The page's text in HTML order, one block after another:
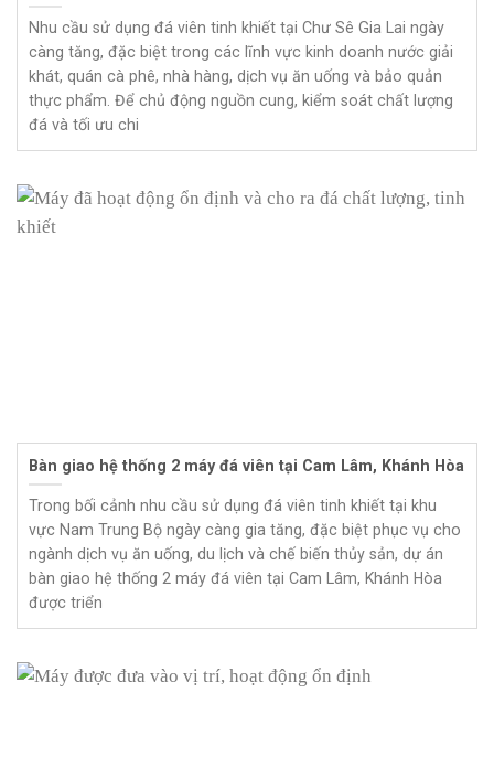
Nhu cầu sử dụng đá viên tinh khiết tại Chư Sê Gia Lai ngày
càng tăng, đặc biệt trong các lĩnh vực kinh doanh nước giải
khát, quán cà phê, nhà hàng, dịch vụ ăn uống và bảo quản
thực phẩm. Để chủ động nguồn cung, kiểm soát chất lượng
đá và tối ưu chi
Bàn giao hệ thống 2 máy đá viên tại Cam Lâm, Khánh Hòa
Trong bối cảnh nhu cầu sử dụng đá viên tinh khiết tại khu
vực Nam Trung Bộ ngày càng gia tăng, đặc biệt phục vụ cho
ngành dịch vụ ăn uống, du lịch và chế biến thủy sản, dự án
bàn giao hệ thống 2 máy đá viên tại Cam Lâm, Khánh Hòa
được triển